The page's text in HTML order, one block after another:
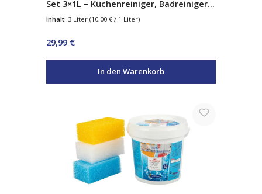
Set 3×1L – Küchenreiniger, Badreiniger
Inhalt: 3 Liter (10,00 € / 1 Liter)
Regulärer Preis:
29,99 €
In den Warenkorb